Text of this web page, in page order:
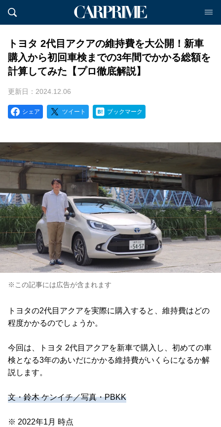
トヨタ 2代目アクアの維持費を大公開！新車
購入から初回車検までの3年間でかかる総額を
計算してみた【プロ徹底解説】
更新日：2024.12.06
シェア ツイート ブックマーク
※この記事には広告が含まれます
トヨタの2代目アクアを実際に購入すると、維持費はどの
程度かかるのでしょうか。
今回は、トヨタ 2代目アクアを新車で購入し、初めての車
検となる3年のあいだにかかる維持費がいくらになるか解
説します。
文・鈴木 ケンイチ／写真・PBKK
※ 2022年1月 時点